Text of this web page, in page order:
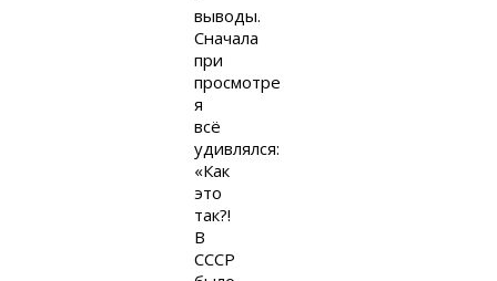
выводы.
Сначала
при
просмотре
я
всё
удивлялся:
«Как
это
так?!
В
СССР